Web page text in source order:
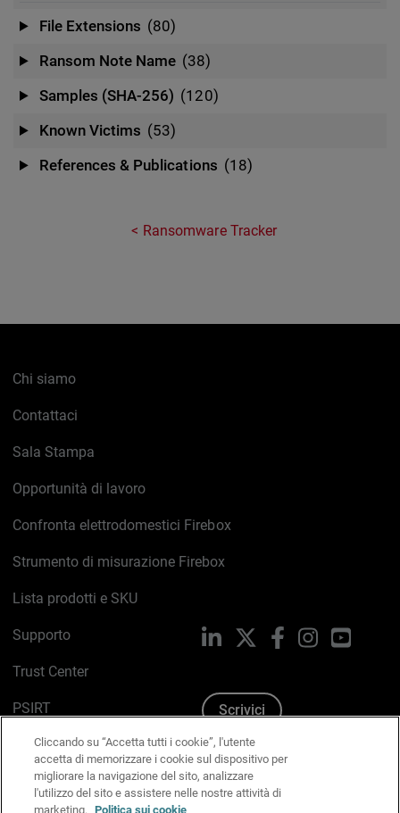
File Extensions (80)
Ransom Note Name (38)
Samples (SHA-256) (120)
Known Victims (53)
References & Publications (18)
Ransomware Tracker
Chi siamo
Contattaci
Sala Stampa
Opportunità di lavoro
Confronta elettrodomestici Firebox
Strumento di misurazione Firebox
Lista prodotti e SKU
Supporto
Trust Center
PSIRT
Politica sui cookie
Informativa sulla privacy
LinkedIn FacebookInstagram
Scrivici
Cliccando su “Accetta tutti i cookie”, l'utente
accetta di memorizzare i cookie sul dispositivo per
migliorare la navigazione del sito, analizzare
l'utilizzo del sito e assistere nelle nostre attività di
marketing.
Politica sui cookie